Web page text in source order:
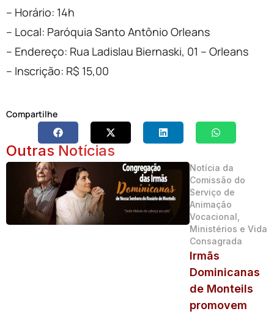
– Horário: 14h
– Local: Paróquia Santo Antônio Orleans
– Endereço: Rua Ladislau Biernaski, 01 – Orleans
– Inscrição: R$ 15,00
Compartilhe
Outras Notícias
Notícia da
Comissão do
Serviço de
Animação
Vocacional,
Ministérios e Vida
Consagrada
Irmãs
Dominicanas
de Monteils
promovem